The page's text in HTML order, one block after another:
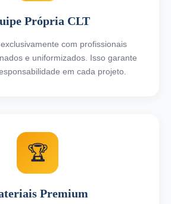
Própria CLT
com profissionais
e uniformizados. Isso garante
em cada projeto.
🏆
Premium